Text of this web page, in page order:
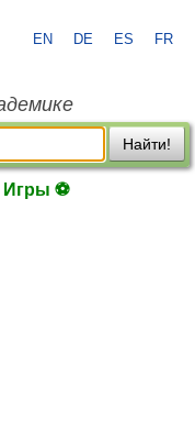
EN DE ES FR
Найти!
Игры ⚽